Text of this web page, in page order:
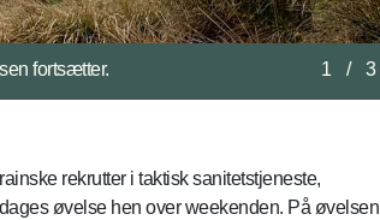
2 / 3
rekrutter i taktisk sanitetstjeneste,
øvelse hen over weekenden. På øvelsen